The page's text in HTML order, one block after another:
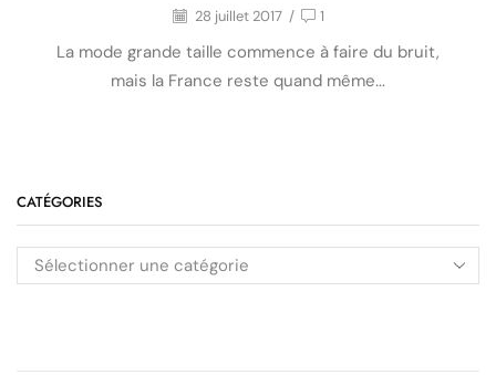
28 juillet 2017 / 1
La mode grande taille commence à faire du bruit,
mais la France reste quand même...
CATÉGORIES